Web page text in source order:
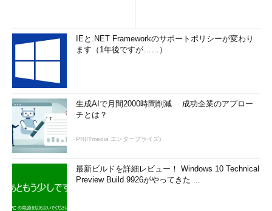
IEと.NET Frameworkのサポートポリシーが変わり
ます（1年後ですが……）
生成AIで月間2000時間削減 成功企業のアプロー
チとは？
PR(ITmedia エンタープライズ)
最新ビルドを詳細レビュー！ Windows 10 Technical
Preview Build 9926がやってきた ...